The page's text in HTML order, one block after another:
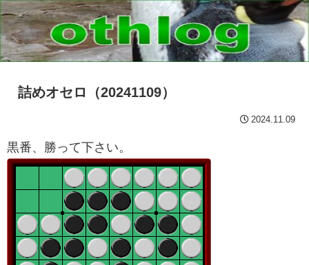
詰めオセロ（20241109）
2024.11.09
黒番、勝って下さい。